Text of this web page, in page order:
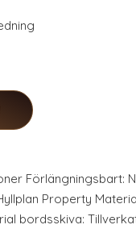
Förlängningsbart:
Property
bordsskiva: